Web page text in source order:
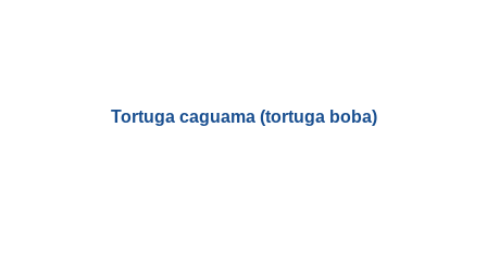
Tortuga caguama (tortuga boba)